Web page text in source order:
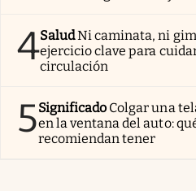
4SaludNi caminata, ni
ejercicio clave para
circulación
5Significado Colgar una
en la ventana del auto:
recomiendan tener